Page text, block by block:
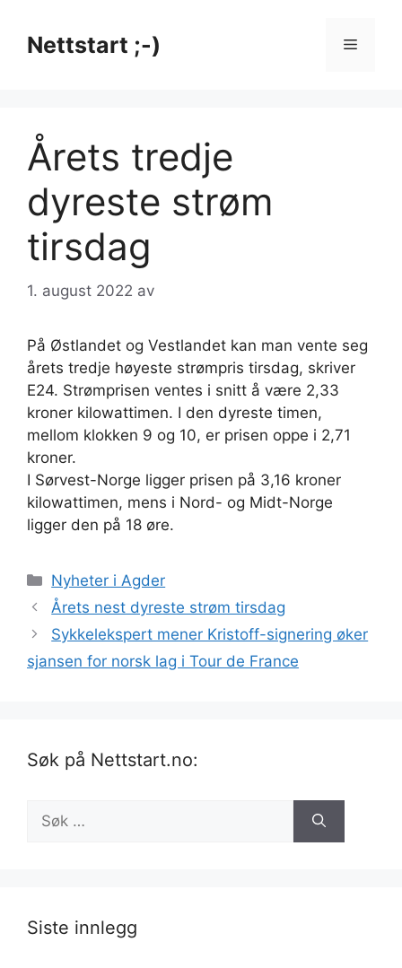
innholdNettstart ;-) Meny
Årets tredje
dyreste strøm
tirsdag
1. august 2022 av
På Østlandet og Vestlandet kan man vente seg
årets tredje høyeste strømpris tirsdag, skriver
E24. Strømprisen ventes i snitt å være 2,33
kroner kilowattimen. I den dyreste timen,
mellom klokken 9 og 10, er prisen oppe i 2,71
kroner.
I Sørvest-Norge ligger prisen på 3,16 kroner
kilowattimen, mens i Nord- og Midt-Norge
ligger den på 18 øre.
Kategorier
Nyheter i Agder
Årets nest dyreste strøm tirsdag
Sykkelekspert mener Kristoff-signering øker
sjansen for norsk lag i Tour de France
Søk på Nettstart.no:
etter:
Siste innlegg